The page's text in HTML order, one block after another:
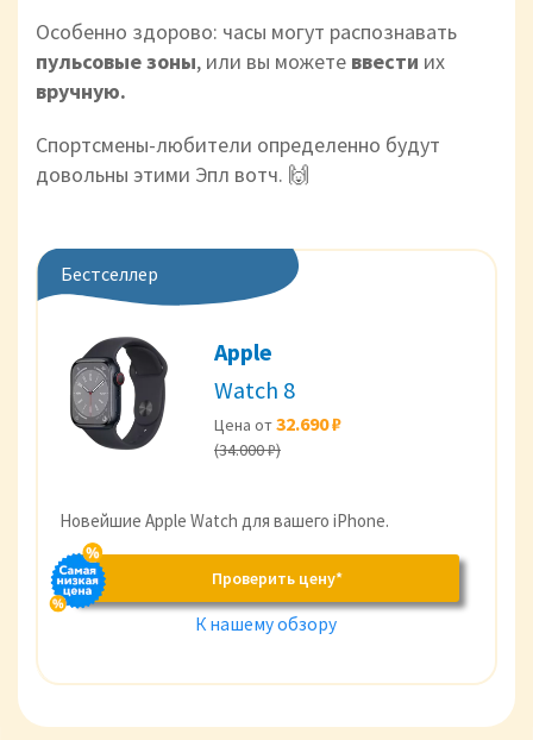
Особенно здорово: часы могут распознавать
пульсовые зоны, или вы можете ввести их
вручную.
Спортсмены-любители определенно будут
довольны этими Эпл вотч. 🙌
Бестселлер
Apple
Watch 8
Цена от32.690 ₽
(34.000 ₽)
Новейшие Apple Watch для вашего iPhone.
Проверить цену*
К нашему обзору